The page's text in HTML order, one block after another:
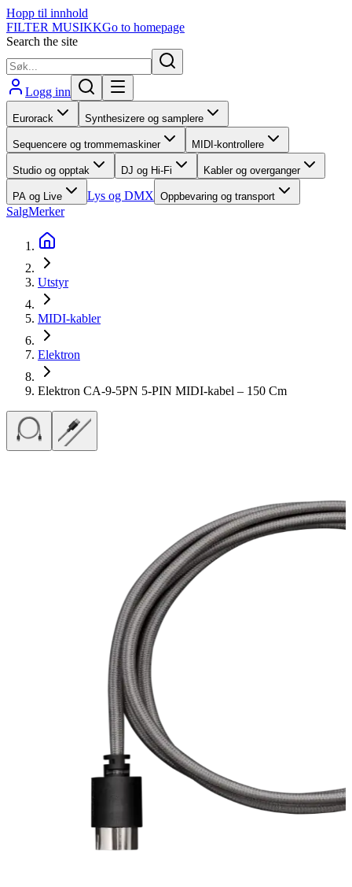
Hopp til innhold
FILTER MUSIKKGo to homepage
Search the site
Logg inn
Eurorack Synthesizere og samplere
Sequencere og trommemaskiner MIDI-kontrollere
Studio og opptak DJ og Hi-Fi Kabler og overganger
PA og Live Lys og DMX Oppbevaring og transport
SalgMerker
Utstyr
MIDI-kabler
Elektron
Elektron CA-9-5PN 5-PIN MIDI-kabel – 150 Cm